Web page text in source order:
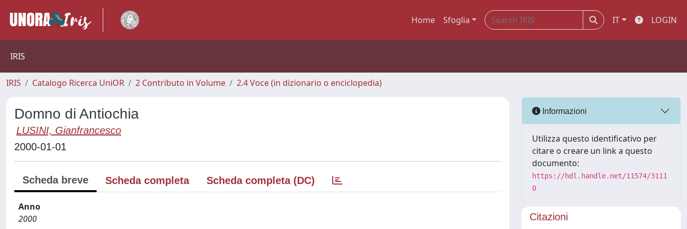
Home Sfoglia IT LOGIN
IRIS
IRIS Catalogo Ricerca UniOR 2 Contributo in Volume 2.4 Voce (in dizionario o enciclopedia)
Domno di Antiochia
LUSINI, Gianfrancesco
2000-01-01
Scheda breve Scheda completa Scheda completa (DC)
Anno
2000
Informazioni
Utilizza questo identificativo per
citare o creare un link a questo
documento:
https://hdl.handle.net/11574/3111
0
Citazioni